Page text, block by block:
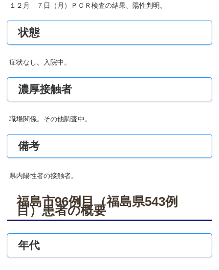
１２月 ７日（月）ＰＣＲ検査の結果、陽性判明。
状態
症状なし。入院中。
濃厚接触者
職場関係。その他調査中。
備考
県内陽性者の接触者。
福島市96例目（福島県543例
目）患者の概要
年代